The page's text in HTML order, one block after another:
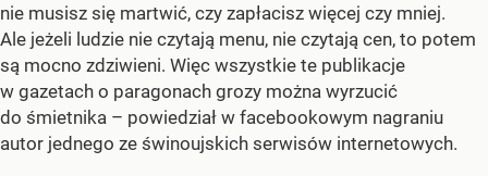
nie musisz się martwić, czy zapłacisz więcej czy mniej.
Ale jeżeli ludzie nie czytają menu, nie czytają cen, to potem
są mocno zdziwieni. Więc wszystkie te publikacje
w gazetach o paragonach grozy można wyrzucić
do śmietnika – powiedział w facebookowym nagraniu
autor jednego ze świnoujskich serwisów internetowych.